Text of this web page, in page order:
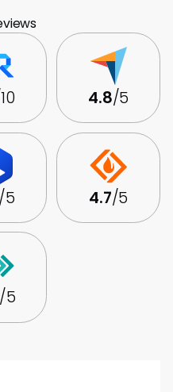
4.8/5
/5 4.7/5
/5